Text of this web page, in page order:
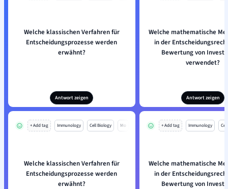
Welche klassischen Verfahren für
Entscheidungsprozesse werden
erwähnt?
Antwort zeigen
Welche mathematische
in der
Bewertung von
verwendet?
Antwort zeigen
+ Add tag Immunology Cell Biology Mo
Welche klassischen Verfahren für
Entscheidungsprozesse werden
erwähnt?
+ Add tag Immunology
Welche mathematische
in der
Bewertung von